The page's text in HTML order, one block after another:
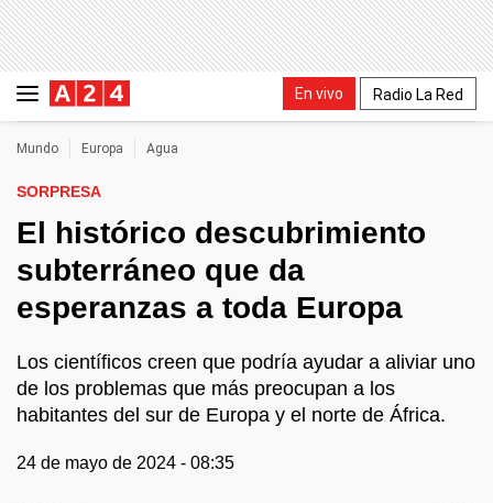
En vivo Radio La Red
Mundo Europa Agua
SORPRESA
El histórico descubrimiento
subterráneo que da
esperanzas a toda Europa
Los científicos creen que podría ayudar a aliviar uno
de los problemas que más preocupan a los
habitantes del sur de Europa y el norte de África.
24 de mayo de 2024 - 08:35